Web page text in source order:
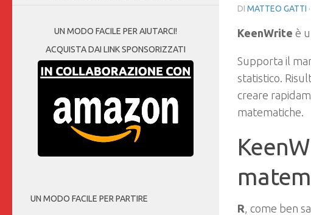
DI MATTEO GATTI
KeenWrite è
Supporta il
statistico.
creare
matematiche.
R, come ben
UN MODO FACILE PER AIUTARCI!
ACQUISTA DAI LINK SPONSORIZZATI
UN MODO FACILE PER PARTIRE